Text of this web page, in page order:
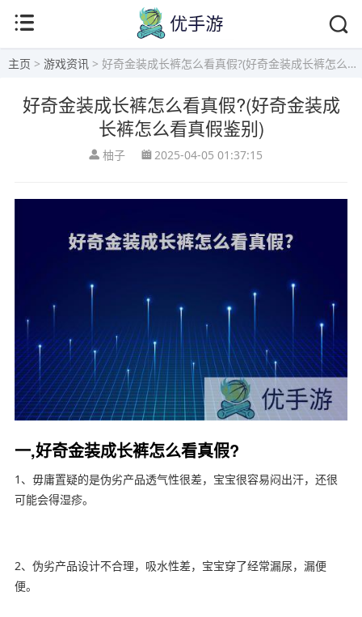
主页 > 游戏资讯 > 好奇金装成长裤怎么看真假?(好奇金装成长裤怎么看真假鉴别)
好奇金装成长裤怎么看真假?(好奇金装成
长裤怎么看真假鉴别)
柚子 2025-04-05 01:37:15
一,好奇金装成长裤怎么看真假?
1、毋庸置疑的是伪劣产品透气性很差，宝宝很容易闷出汗，还很
可能会得湿疹。
2、伪劣产品设计不合理，吸水性差，宝宝穿了经常漏尿，漏便
便。